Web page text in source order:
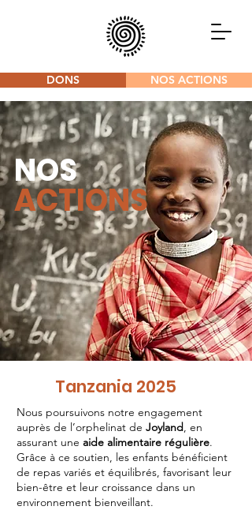
DONS NOS ACTIONS
NOS
ACTIONS
Tanzania 2025
Nous poursuivons notre engagement
auprès de l’orphelinat de Joyland, en
assurant une aide alimentaire régulière.
Grâce à ce soutien, les enfants bénéficient
de repas variés et équilibrés, favorisant leur
bien-être et leur croissance dans un
environnement bienveillant.